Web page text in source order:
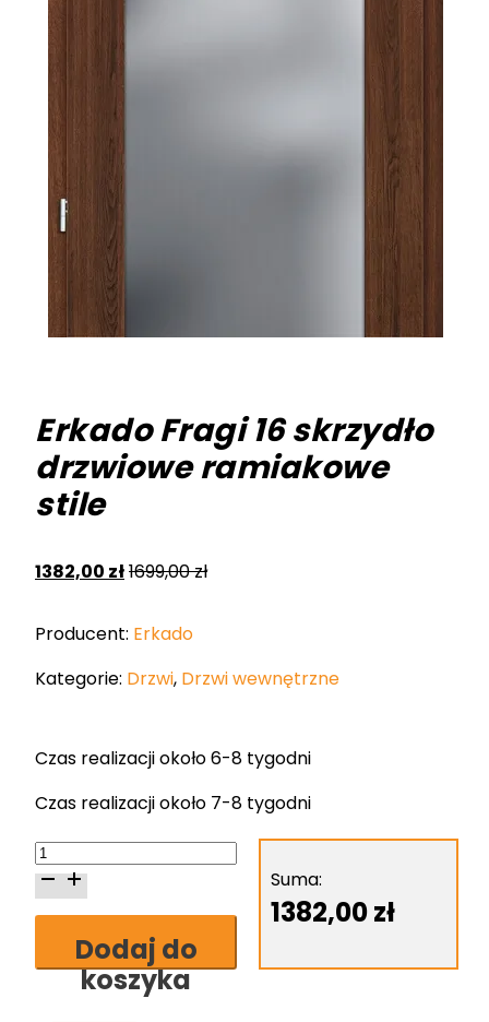
Erkado Fragi 16 skrzydło
drzwiowe ramiakowe
stile
1382,00 zł1699,00zł
Producent: Erkado
Kategorie: Drzwi, Drzwi wewnętrzne
Czas realizacji około 6-8 tygodni
Czas realizacji około 7-8 tygodni
ilość
Erkado
Fragi
skrzydło
drzwiowe
Dodaj do
koszyka
Suma:
1382,00zł